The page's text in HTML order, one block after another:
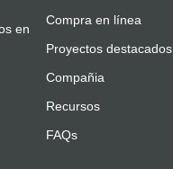
en
Compra en línea
Proyectos destacados
Compañia
Recursos
FAQs